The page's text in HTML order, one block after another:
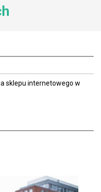
sklepu internetowego w